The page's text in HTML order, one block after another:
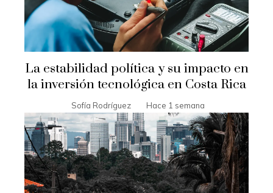
La estabilidad política y su impacto en
la inversión tecnológica en Costa Rica
Sofía Rodríguez Hace 1 semana